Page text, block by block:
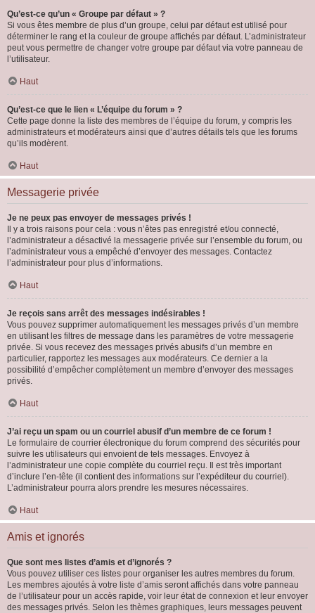
Qu’est-ce qu’un « Groupe par défaut » ?
Si vous êtes membre de plus d’un groupe, celui par défaut est utilisé pour
déterminer le rang et la couleur de groupe affichés par défaut. L’administrateur
peut vous permettre de changer votre groupe par défaut via votre panneau de
l’utilisateur.
Haut
Qu’est-ce que le lien « L’équipe du forum » ?
Cette page donne la liste des membres de l’équipe du forum, y compris les
administrateurs et modérateurs ainsi que d’autres détails tels que les forums
qu’ils modèrent.
Haut
Messagerie privée
Je ne peux pas envoyer de messages privés !
Il y a trois raisons pour cela : vous n’êtes pas enregistré et/ou connecté,
l’administrateur a désactivé la messagerie privée sur l’ensemble du forum, ou
l’administrateur vous a empêché d’envoyer des messages. Contactez
l’administrateur pour plus d’informations.
Haut
Je reçois sans arrêt des messages indésirables !
Vous pouvez supprimer automatiquement les messages privés d’un membre
en utilisant les filtres de message dans les paramètres de votre messagerie
privée. Si vous recevez des messages privés abusifs d’un membre en
particulier, rapportez les messages aux modérateurs. Ce dernier a la
possibilité d’empêcher complètement un membre d’envoyer des messages
privés.
Haut
J’ai reçu un spam ou un courriel abusif d’un membre de ce forum !
Le formulaire de courrier électronique du forum comprend des sécurités pour
suivre les utilisateurs qui envoient de tels messages. Envoyez à
l’administrateur une copie complète du courriel reçu. Il est très important
d’inclure l’en-tête (il contient des informations sur l’expéditeur du courriel).
L’administrateur pourra alors prendre les mesures nécessaires.
Haut
Amis et ignorés
Que sont mes listes d’amis et d’ignorés ?
Vous pouvez utiliser ces listes pour organiser les autres membres du forum.
Les membres ajoutés à votre liste d’amis seront affichés dans votre panneau
de l’utilisateur pour un accès rapide, voir leur état de connexion et leur envoyer
des messages privés. Selon les thèmes graphiques, leurs messages peuvent